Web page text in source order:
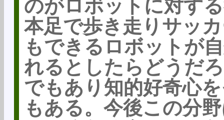
のがロボットに対す
本足で歩き走りサッ
もできるロボットが
れるとしたらどうだ
でもあり知的好奇心
もある。今後この分